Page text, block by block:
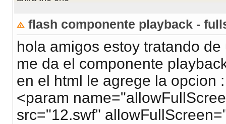
flash componente playback -
hola amigos estoy tratando
me da el componente
en el html le agrege la opcion :
<param
src="12.swf"